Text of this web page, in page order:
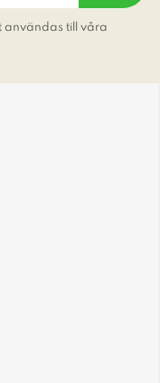
användas till våra